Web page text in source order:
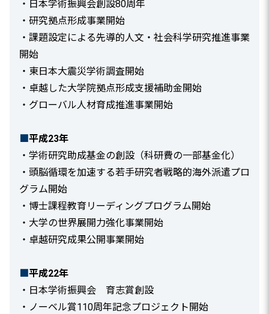
・日本学術振興会創設80周年
・研究拠点形成事業開始
・課題設定による先導的人文・社会科学研究推進事業
開始
・東日本大震災学術調査開始
・卓越した大学院拠点形成支援補助金開始
・グローバル人材育成推進事業開始
平成23年
・学術研究助成基金の創設（科研費の一部基金化）
・頭脳循環を加速する若手研究者戦略的海外派遣プロ
グラム開始
・博士課程教育リーディングプログラム開始
・大学の世界展開力強化事業開始
・卓越研究成果公開事業開始
平成22年
・日本学術振興会 育志賞創設
・ノーベル賞110周年記念プロジェクト開始